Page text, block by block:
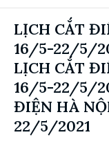
LỊCH CẮT
16/5-22/5/
LỊCH CẮT
16/5-22/5/
ĐIỆN HÀ
22/5/2021